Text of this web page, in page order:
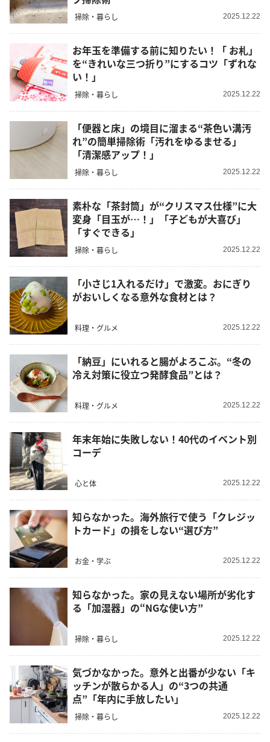
掃除・暮らし 2025.12.22
お年玉を準備する前に知りたい！「 お札」
を“きれいな三つ折り”にするコツ「ずれな
い！」
掃除・暮らし 2025.12.22
「便器と床」の境目に溜まる“茶色い溝汚
れ”の簡単掃除術「汚れをゆるませる」
「清潔感アップ！」
掃除・暮らし 2025.12.22
素朴な「茶封筒」が“クリスマス仕様”に大
変身「目玉が…！」「子どもが大喜び」
「すぐできる」
掃除・暮らし 2025.12.22
「小さじ1入れるだけ」で激変。おにぎり
がおいしくなる意外な食材とは？
料理・グルメ 2025.12.22
「納豆」にいれると腸がよろこぶ。“冬の
冷え対策に役立つ発酵食品”とは？
料理・グルメ 2025.12.22
年末年始に失敗しない！40代のイベント別
コーデ
心と体 2025.12.22
知らなかった。海外旅行で使う「クレジッ
トカード」の損をしない“選び方”
お金・学ぶ 2025.12.22
知らなかった。家の見えない場所が劣化す
る「加湿器」の“NGな使い方”
掃除・暮らし 2025.12.22
気づかなかった。意外と出番が少ない「キ
ッチンが散らかる人」の“3つの共通
点”「年内に手放したい」
掃除・暮らし 2025.12.22